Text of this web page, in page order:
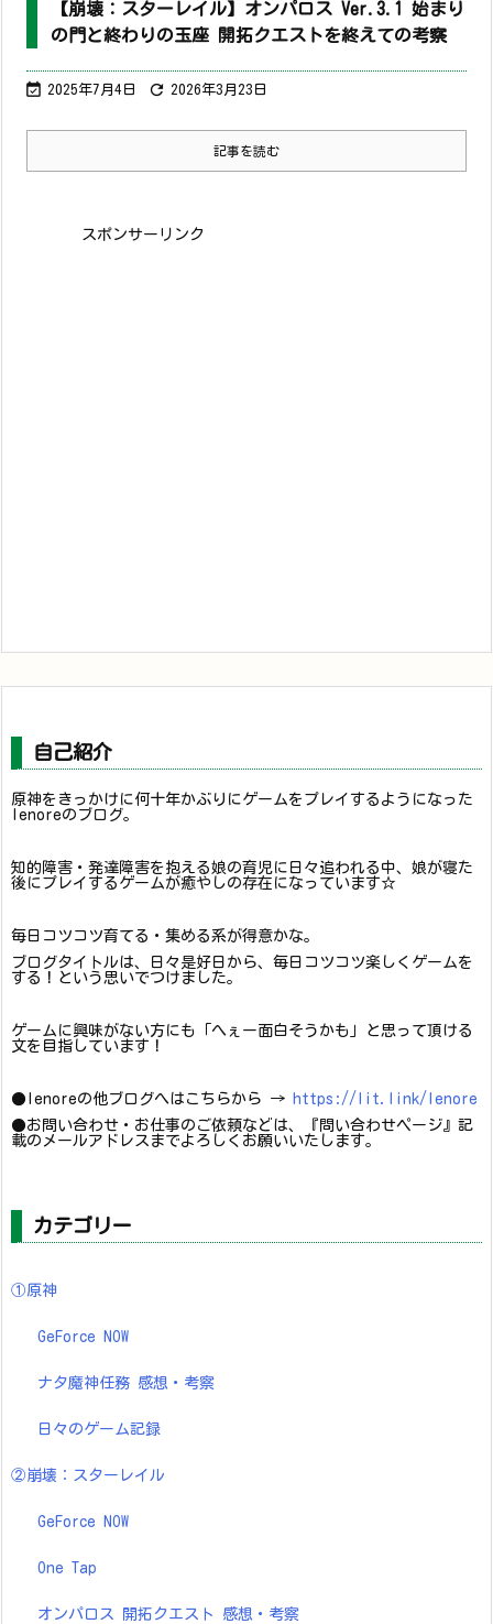
【崩壊：スターレイル】オンパロス Ver.3.1 始まり
の門と終わりの玉座 開拓クエストを終えての考察
 2025年7月4日  2026年3月23日
記事を読む
スポンサーリンク
自己紹介
原神をきっかけに何十年かぶりにゲームをプレイするようになった
lenoreのブログ。
知的障害・発達障害を抱える娘の育児に日々追われる中、娘が寝た
後にプレイするゲームが癒やしの存在になっています☆
毎日コツコツ育てる・集める系が得意かな。
ブログタイトルは、日々是好日から、毎日コツコツ楽しくゲームを
する！という思いでつけました。
ゲームに興味がない方にも「へぇー面白そうかも」と思って頂ける
文を目指しています！
●lenoreの他ブログへはこちらから →
https://lit.link/lenore
●お問い合わせ・お仕事のご依頼などは、『問い合わせページ』記
載のメールアドレスまでよろしくお願いいたします。
カテゴリー
①原神
GeForce NOW
ナタ魔神任務 感想・考察
日々のゲーム記録
②崩壊：スターレイル
GeForce NOW
One Tap
オンパロス 開拓クエスト 感想・考察